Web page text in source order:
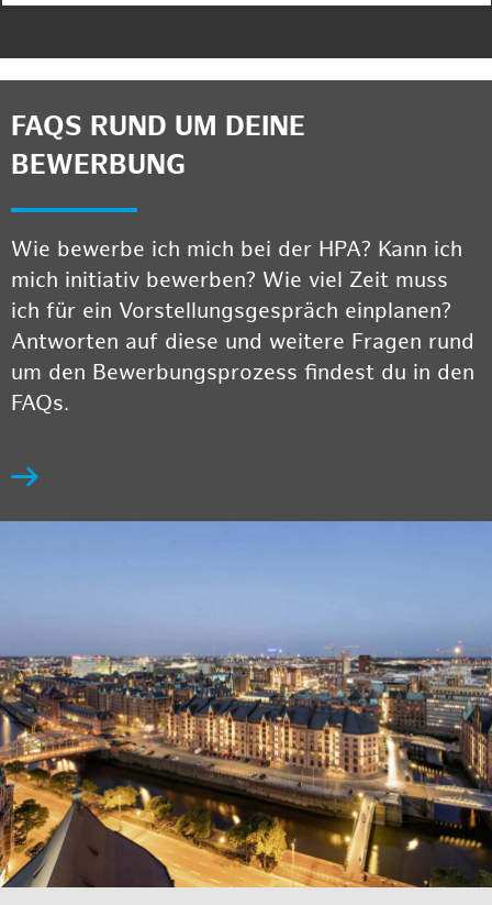
FAQS RUND UM DEINE
BEWERBUNG
Wie bewerbe ich mich bei der HPA? Kann ich
mich initiativ bewerben? Wie viel Zeit muss
ich für ein Vorstellungsgespräch einplanen?
Antworten auf diese und weitere Fragen rund
um den Bewerbungsprozess findest du in den
FAQs.